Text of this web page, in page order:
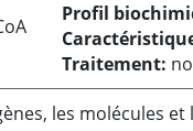
Profil
Traitement:
les molécules